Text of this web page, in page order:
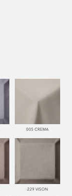
005 CREMA
229 VISON